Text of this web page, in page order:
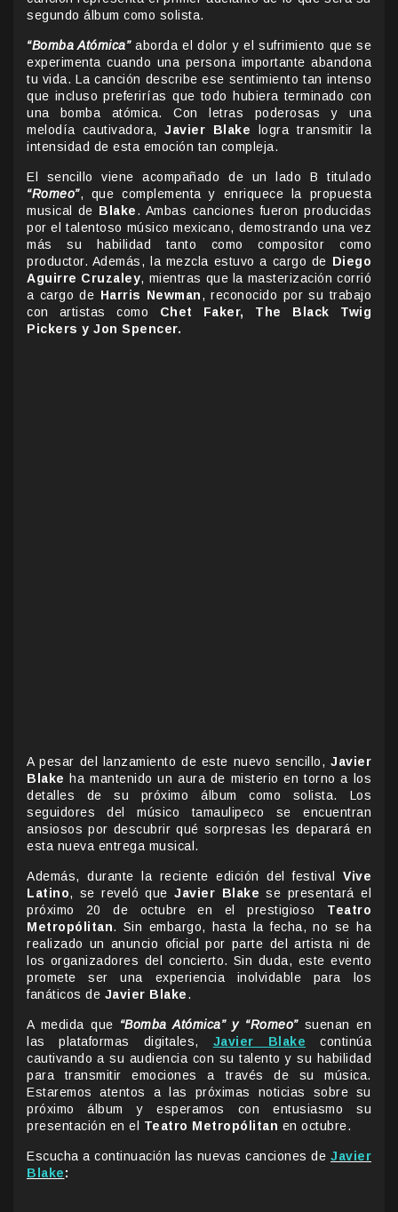
segundo álbum como solista.
“Bomba Atómica”aborda el dolor y el sufrimiento que se
experimenta cuando una persona importante abandona
tu vida. La canción describe ese sentimiento tan intenso
que incluso preferirías que todo hubiera terminado con
una bomba atómica. Con letras poderosas y una
melodía cautivadora,Javier Blake logra transmitir la
intensidad de esta emoción tan compleja.
El sencillo viene acompañado de un lado B titulado
“Romeo”, que complementa y enriquece la propuesta
musical de Blake. Ambas canciones fueron producidas
por el talentoso músico mexicano, demostrando una vez
más su habilidad tanto como compositor como
productor. Además, la mezcla estuvo a cargo de Diego
Aguirre Cruzaley, mientras que la masterización corrió
a cargo de Harris Newman, reconocido por su trabajo
con artistas como Chet Faker, The Black Twig
Pickers y Jon Spencer.
A pesar del lanzamiento de este nuevo sencillo, Javier
Blake ha mantenido un aura de misterio en torno a los
detalles de su próximo álbum como solista. Los
seguidores del músico tamaulipeco se encuentran
ansiosos por descubrir qué sorpresas les deparará en
esta nueva entrega musical.
Además, durante la reciente edición del festival Vive
Latino, se reveló queJavier Blake se presentará el
próximo 20 de octubre en el prestigioso Teatro
Metropólitan. Sin embargo, hasta la fecha, no se ha
realizado un anuncio oficial por parte del artista ni de
los organizadores del concierto. Sin duda, este evento
promete ser una experiencia inolvidable para los
fanáticos de Javier Blake.
A medida que “Bomba Atómica” y “Romeo” suenan en
las plataformas digitales, Javier Blake continúa
cautivando a su audiencia con su talento y su habilidad
para transmitir emociones a través de su música.
Estaremos atentos a las próximas noticias sobre su
próximo álbum y esperamos con entusiasmo su
presentación en el Teatro Metropólitan en octubre.
Escucha a continuación las nuevas canciones de Javier
Blake: